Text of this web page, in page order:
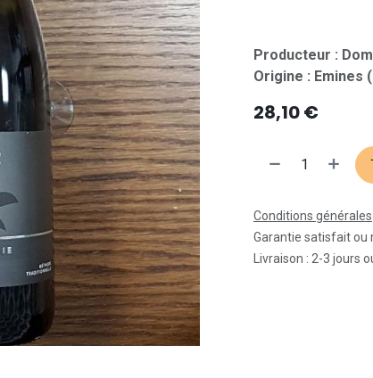
Producteur :
Origine : Emines
28,10€
Conditions générales
Garantie satisfait ou
Livraison : 2-3 jours